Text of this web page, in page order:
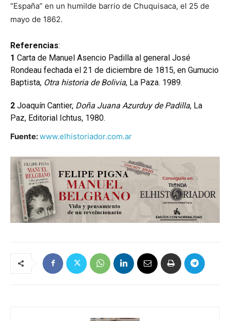
“España” en un humilde barrio de Chuquisaca, el 25 de
mayo de 1862.
Referencias:
1 Carta de Manuel Asencio Padilla al general José
Rondeau fechada el 21 de diciembre de 1815, en Gumucio
Baptista, Otra historia de Bolivia, La Paza. 1989.
2 Joaquín Cantier, Doña Juana Azurduy de Padilla, La
Paz, Editorial Ichtus, 1980.
Fuente:www.elhistoriador.com.ar